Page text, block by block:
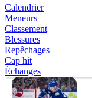
Calendrier
Meneurs
Classement
Blessures
Repêchages
Cap hit
Échanges